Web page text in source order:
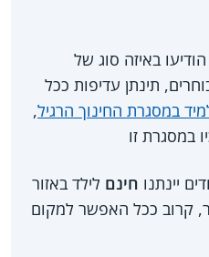
באיזה סוג של
תינתן עדיפות ככל
במסגרת החינוך הרגיל,
במסגרת זו
יינתנו חינם לילד באזור
קרוב ככל האפשר למקום